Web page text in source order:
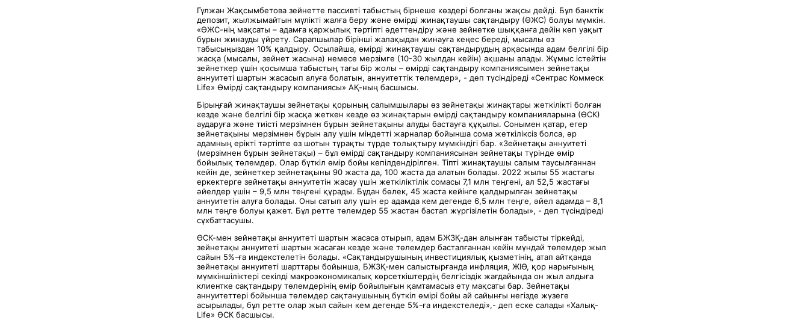
Гүлжан Жақсымбетова зейнетте пассивті табыстың бірнеше көздері болғаны жақсы дейді. Бұл банктік
депозит, жылжымайтын мүлікті жалға беру және өмірді жинақтаушы сақтандыру (ӨЖС) болуы мүмкін.
«ӨЖС-нің мақсаты – адамға қаржылық тәртіпті әдеттендіру және зейнетке шыққанға дейін көп уақыт
бұрын жинауды үйрету. Сарапшылар бірінші жалақыдан жинауға кеңес береді, мысалы өз
табысыңыздан 10% қалдыру. Осылайша, өмірді жинақтаушы сақтандырудың арқасында адам белгілі бір
жасқа (мысалы, зейнет жасына) немесе мерзімге (10-30 жылдан кейін) ақшаны алады. Жұмыс істейтін
зейнеткер үшін қосымша табыстың тағы бір жолы – өмірді сақтандыру компаниясымен зейнетақы
аннуитеті шартын жасасып алуға болатын, аннуитеттік төлемдер», - деп түсіндіреді «Сентрас Коммеск
Life» Өмірді сақтандыру компаниясы» АҚ-ның басшысы.
Бірыңғай жинақтаушы зейнетақы қорының салымшылары өз зейнетақы жинақтары жеткілікті болған
кезде және белгілі бір жасқа жеткен кезде өз жинақтарын өмірді сақтандыру компанияларына (ӨСК)
аударуға және тиісті мерзімнен бұрын зейнетақыны алуды бастауға құқылы. Сонымен қатар, егер
зейнетақыны мерзімнен бұрын алу үшін міндетті жарналар бойынша сома жеткіліксіз болса, әр
адамның ерікті тәртіпте өз шотын тұрақты түрде толықтыру мүмкіндігі бар. «Зейнетақы аннуитеті
(мерзімнен бұрын зейнетақы) – бұл өмірді сақтандыру компаниясынан зейнетақы түрінде өмір
бойылық төлемдер. Олар бүткіл өмір бойы кепілдендірілген. Тіпті жинақтаушы салым таусылғаннан
кейін де, зейнеткер зейнетақыны 90 жаста да, 100 жаста да алатын болады. 2022 жылы 55 жастағы
еркектерге зейнетақы аннуитетін жасау үшін жеткіліктілік сомасы 7,1 млн теңгені, ал 52,5 жастағы
әйелдер үшін – 9,5 млн теңгені құрады. Бұдан бөлек, 45 жаста кейінге қалдырылған зейнетақы
аннуитетін алуға болады. Оны сатып алу үшін ер адамда кем дегенде 6,5 млн теңге, әйел адамда – 8,1
млн теңге болуы қажет. Бұл ретте төлемдер 55 жастан бастап жүргізілетін болады», - деп түсіндіреді
сұхбаттасушы.
ӨСК-мен зейнетақы аннуитеті шартын жасаса отырып, адам БЖЗҚ-дан алынған табысты тіркейді,
зейнетақы аннуитеті шартын жасаған кезде және төлемдер басталғаннан кейін мұндай төлемдер жыл
сайын 5%-ға индекстелетін болады. «Сақтандырушының инвестициялық қызметінің, атап айтқанда
зейнетақы аннуитеті шарттары бойынша, БЖЗҚ-мен салыстырғанда инфляция, ЖІӨ, қор нарығының
мүмкіншіліктері секілді макроэкономикалық көрсеткіштердің белгісіздік жағдайында он жыл алдыға
клиентке сақтандыру төлемдерінің өмір бойылығын қамтамасыз ету мақсаты бар. Зейнетақы
аннуитеттері бойынша төлемдер сақтанушының бүткіл өмірі бойы ай сайынғы негізде жүзеге
асырылады, бұл ретте олар жыл сайын кем дегенде 5%-ға индекстеледі»,- деп еске салады «Халық-
Life» ӨСК басшысы.